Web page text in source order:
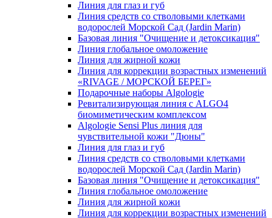
Линия для глаз и губ
Линия средств со стволовыми клетками
водорослей Морской Сад (Jardin Marin)
Базовая линия "Очищение и детоксикация"
Линия глобальное омоложение
Линия для жирной кожи
Линия для коррекции возрастных изменений
«RIVAGE / МОРСКОЙ БЕРЕГ»
Подарочные наборы Algologie
Ревитализирующая линия с ALGO4
биомиметическим комплексом
Algologie Sensi Plus линия для
чувcтвительной кожи "Дюны"
Линия для глаз и губ
Линия средств со стволовыми клетками
водорослей Морской Сад (Jardin Marin)
Базовая линия "Очищение и детоксикация"
Линия глобальное омоложение
Линия для жирной кожи
Линия для коррекции возрастных изменений